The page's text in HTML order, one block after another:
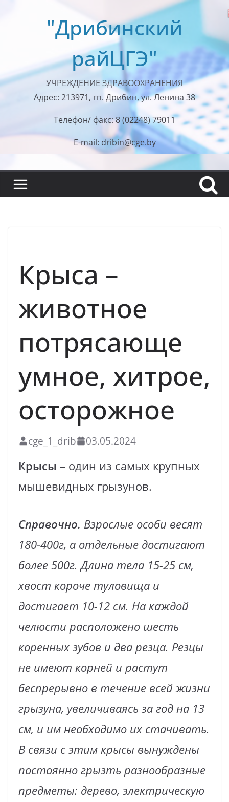
содержимому"Дрибинский
райЦГЭ"
УЧРЕЖДЕНИЕ ЗДРАВООХРАНЕНИЯ
Адрес: 213971, гп. Дрибин, ул. Ленина 38
Телефон/ факс: 8 (02248) 79011
E-mail: dribin@cge.by
Крыса –
животное
потрясающе
умное, хитрое,
осторожное
cge_1_drib 03.05.2024
Крысы – один из самых крупных
мышевидных грызунов.
Справочно. Взрослые особи весят
180-400г, а отдельные достигают
более 500г. Длина тела 15-25 см,
хвост короче туловища и
достигает 10-12 см. На каждой
челюсти расположено шесть
коренных зубов и два резца. Резцы
не имеют корней и растут
беспрерывно в течение всей жизни
грызуна, увеличиваясь за год на 13
см, и им необходимо их стачивать.
В связи с этим крысы вынуждены
постоянно грызть разнообразные
предметы: дерево, электрическую